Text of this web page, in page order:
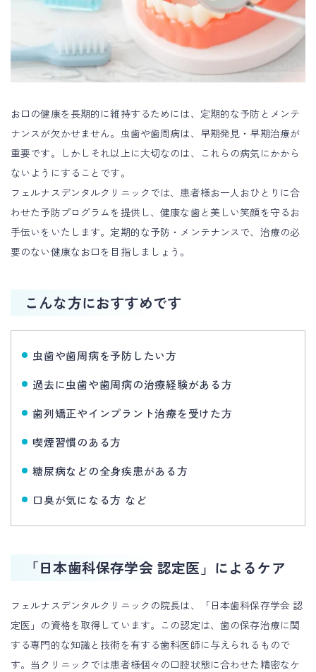
者
フ
ェ
ル
ナ
ス
デ
タ
ま
お口の健康を長期的に維持するためには、定期的な予防とメンテ
ナンスが欠かせません。虫歯や歯周病は、早期発見・早期治療が
重要です。しかしそれ以上に大切なのは、これらの病気にかから
ないようにすることです。
フェルナスデンタルクリニックでは、患者様お一人おひとりに合
わせた予防プログラムを提供し、健康な歯と美しい笑顔を守るお
手伝いをいたします。定期的な予防・メンテナンスで、治療の必
要のない健康なお口を目指しましょう。
こんな方におすすめです
虫歯や歯周病を予防したい方
過去に虫歯や歯周病の治療経験がある方
歯列矯正やインプラント治療を受けた方
喫煙習慣のある方
糖尿病などの全身疾患がある方
口臭が気になる方 など
「日本歯科保存学会 認定医」によるケア
フェルナスデンタルクリニックの院長は、「日本歯科保存学会 認
定医」の資格を取得しています。この認定は、歯の保存治療に関
する専門的な知識と技術を有する歯科医師に与えられるもので
す。当クリニックでは患者様個々の口腔状態に合わせた精密なケ